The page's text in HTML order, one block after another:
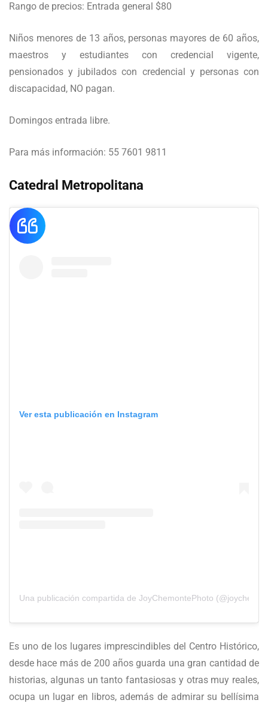
Rango de precios: Entrada general $80
Niños menores de 13 años, personas mayores de 60 años,
maestros y estudiantes con credencial vigente,
pensionados y jubilados con credencial y personas con
discapacidad, NO pagan.
Domingos entrada libre.
Para más información: 55 7601 9811
Catedral Metropolitana
Ver esta publicación en Instagram
Una publicación compartida de JoyChemontePhoto
Es uno de los lugares imprescindibles del Centro Histórico,
desde hace más de 200 años guarda una gran cantidad de
historias, algunas un tanto fantasiosas y otras muy reales,
ocupa un lugar en libros, además de admirar su bellísima